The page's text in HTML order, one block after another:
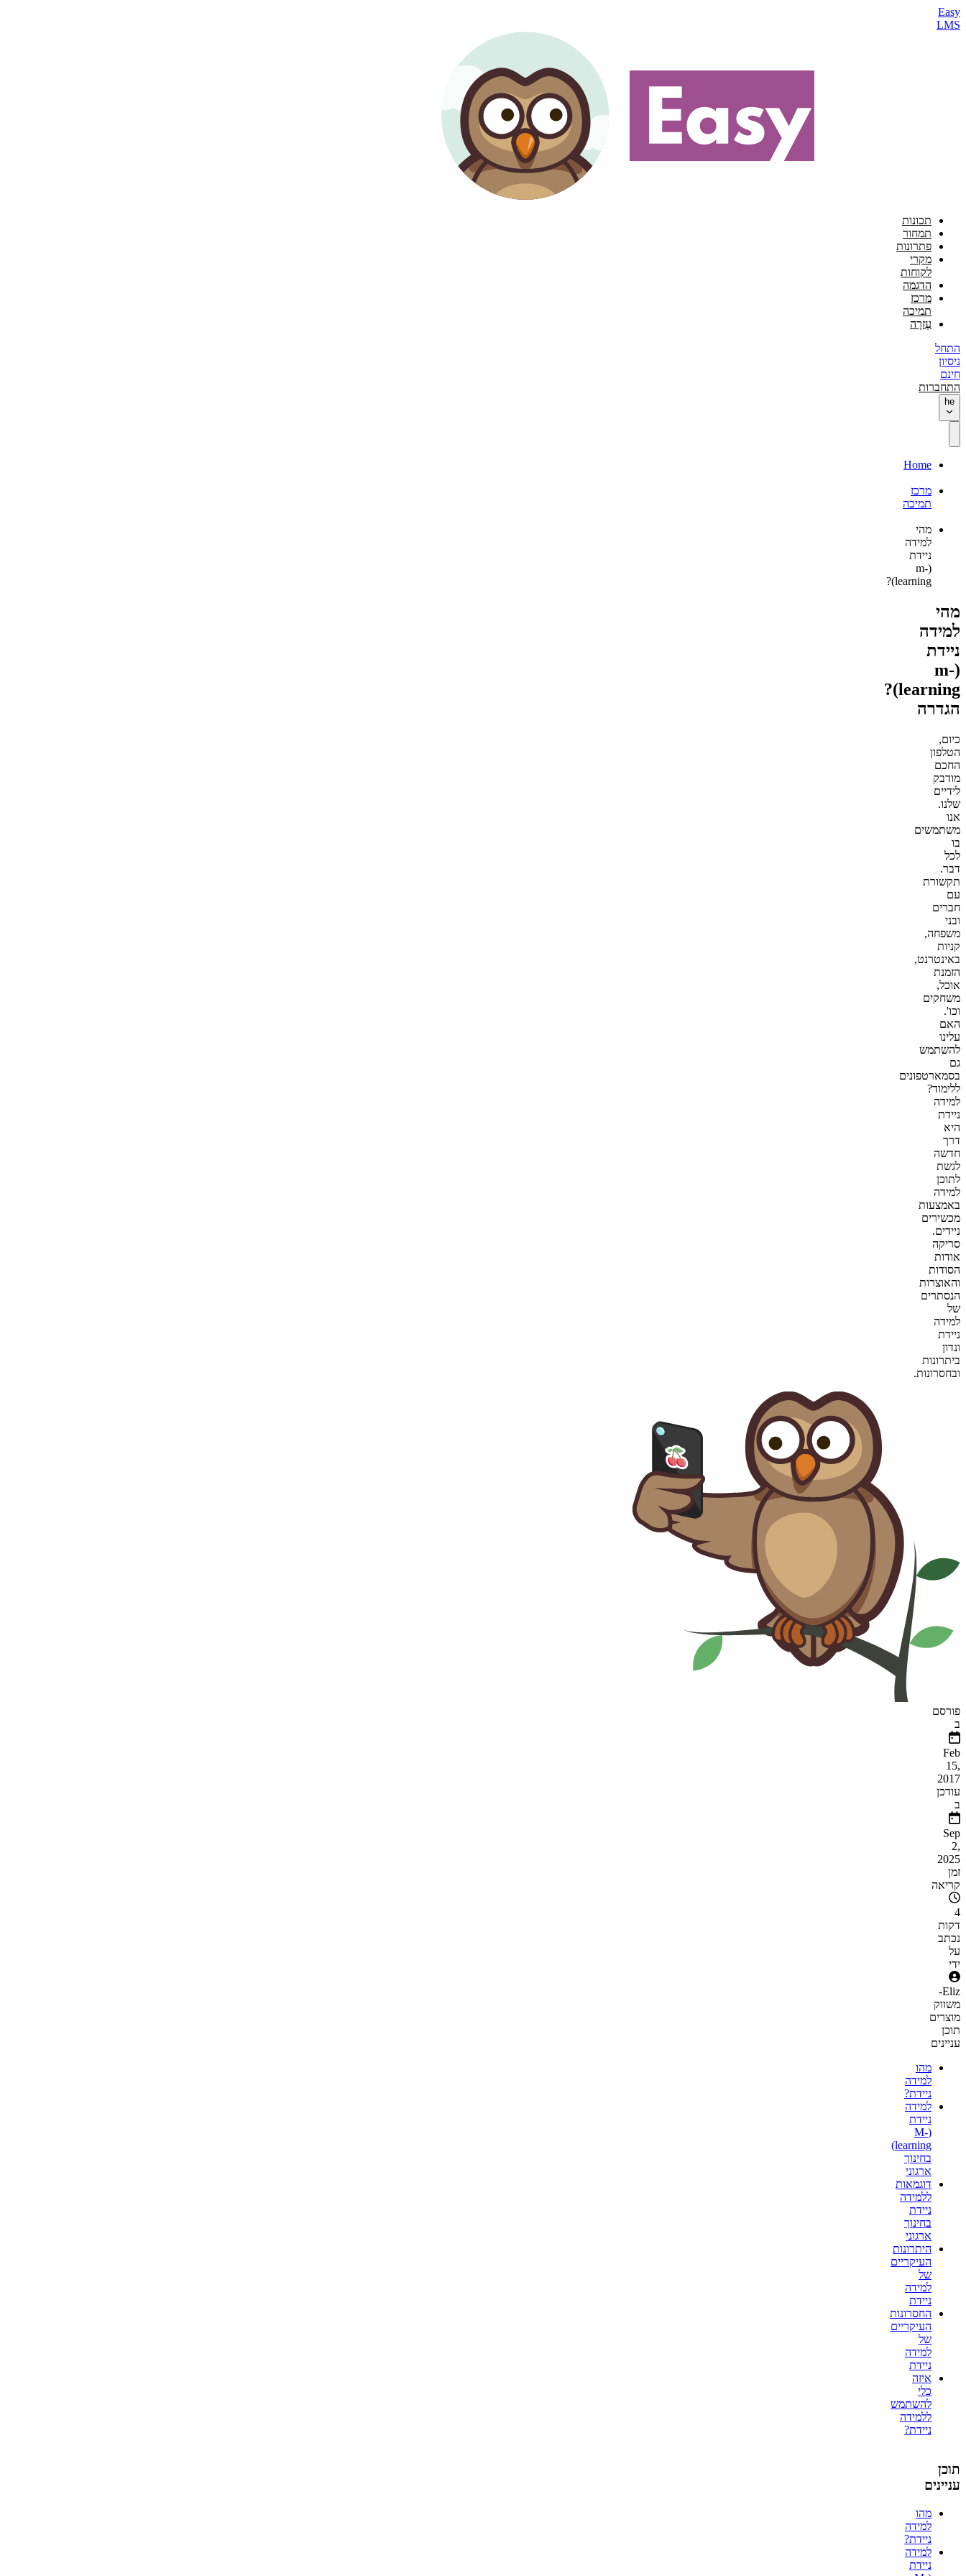
Easy
LMS
תכונות
תמחור
פתרונות
מקרי
לקוחות
הדגמה
מרכז
תמיכה
עֶזרָה
התחל
ניסיון
חינם
התחברות
he
Home
מרכז
תמיכה
מהי
למידה
ניידת
(m-
learning)?
מהי
למידה
ניידת
(m-
learning)?
הגדרה
כיום,
הטלפון
החכם
מודבק
לידיים
שלנו.
אנו
משתמשים
בו
לכל
דבר.
תקשורת
עם
חברים
ובני
משפחה,
קניות
באינטרנט,
הזמנת
אוכל,
משחקים
וכו'.
האם
עלינו
להשתמש
גם
בסמארטפונים
ללימוד?
למידה
ניידת
היא
דרך
חדשה
לגשת
לתוכן
למידה
באמצעות
מכשירים
ניידים.
סריקה
אודות
הסודות
והאוצרות
הנסתרים
של
למידה
ניידת
ונדון
ביתרונות
ובחסרונות.
פורסם
ב
Feb
15,
2017
עודכן
ב
Sep
2,
2025
זמן
קריאה
4
דקות
נכתב
על
ידי
Eliz
-
משווק
מוצרים
תוכן
עניינים
מהו
למידה
ניידת?
למידה
ניידת
(M-
learning)
בחינוך
ארגוני
דוגמאות
ללמידה
ניידת
בחינוך
ארגוני
היתרונות
העיקריים
של
למידה
ניידת
החסרונות
העיקריים
של
למידה
ניידת
איזה
כלי
להשתמש
ללמידה
ניידת?
תוכן
עניינים
מהו
למידה
ניידת?
למידה
ניידת